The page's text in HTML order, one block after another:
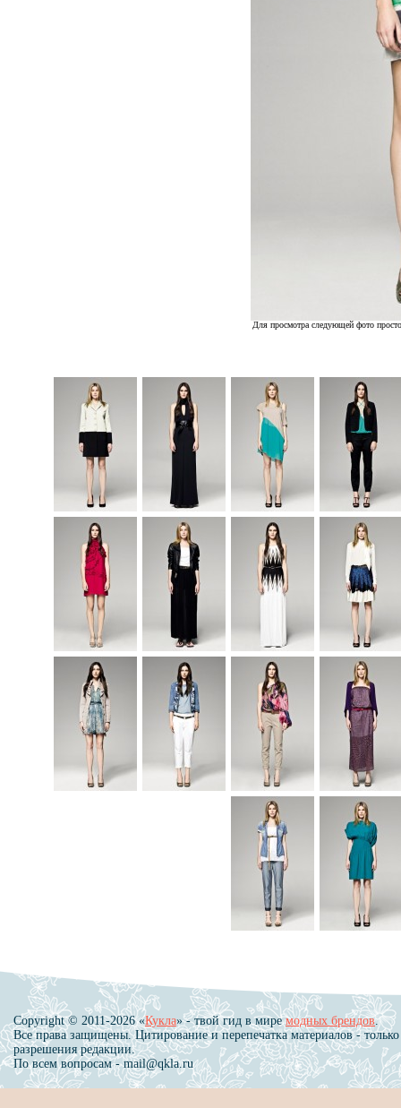
Для просмотра следующей фото
Copyright © 2011-2026 «Кукла» - твой гид в миремодных брендов.
Все права защищены. Цитирование и перепечатка материалов - только
разрешения редакции.
По всем вопросам - mail@qkla.ru